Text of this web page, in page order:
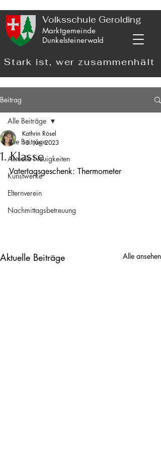
Volksschule Gerolding
Marktgemeinde
Dunkelsteinerwald
Stark ist, wer zusammenhält
Beitrag
Alle Beiträge
Aktuelle Neuigkeiten
Kunstwerke
Elternverein
Nachmittagsbetreuung
Alle Beiträge
1. Klasse
Kathrin Rösel
13. Juni 2023
Vatertagsgeschenk: Thermometer
Aktuelle Beiträge Alle ansehen